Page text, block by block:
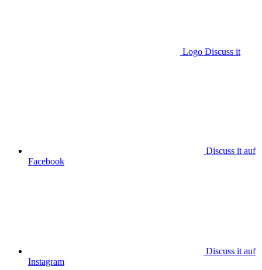
Logo Discuss it
Discuss it auf
Facebook
Discuss it auf
Instagram